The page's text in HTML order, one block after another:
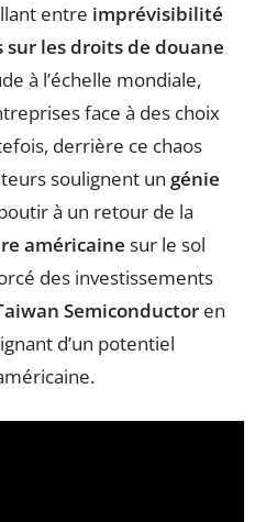
entre imprévisibilité
sur les droits de douane
à l’échelle mondiale,
face à des choix
derrière ce chaos
soulignent un génie
à un retour de la
américaine sur le sol
des investissements
Semiconductor en
d’un potentiel